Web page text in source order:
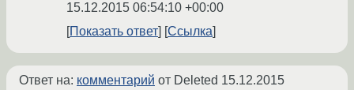
15.12.2015 06:54:10 +00:00
Показать ответ
Ссылка
Ответ на: комментарий от Deleted 15.12.2015